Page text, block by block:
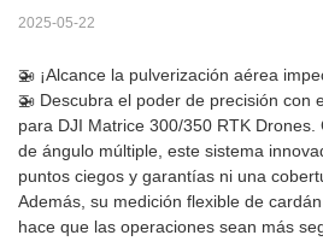
2025-05-22
🚁 ¡Alcance la pulverización aérea
🚁 Descubra el poder de precisión con
para DJI Matrice 300/350 RTK
de ángulo múltiple, este sistema
puntos ciegos y garantías ni una
Además, su medición flexible de
hace que las operaciones sean más